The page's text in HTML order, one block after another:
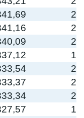
2
2
2
1
2
2
2
1